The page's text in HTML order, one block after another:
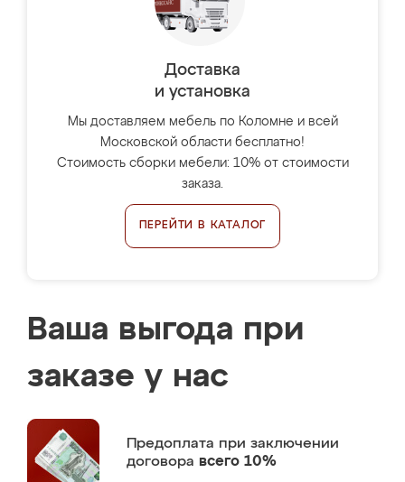
Доставка
и установка
Мы доставляем мебель по Коломне и всей
Московской области бесплатно!
Стоимость сборки мебели: 10% от стоимости
заказа.
ПЕРЕЙТИ В КАТАЛОГ
Ваша выгода при
заказе у нас
Предоплата при заключении
договора всего 10%